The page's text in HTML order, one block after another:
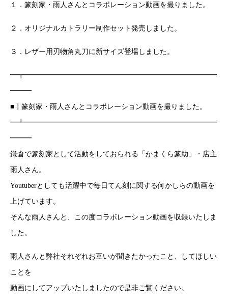
１．篆刻家・雨人さんとコラボレーション動画を撮りました。
２．オリジナルカトラリー制作セット発売しました。
３．レザー用刃物角丸刀に新サイズ登場しました。
━┳━━━━━━━━━━━━━━━━━━━━━━━━━━━
━━━
■┃篆刻家・雨人さんとコラボレーション動画を撮りました。
━┻━━━━━━━━━━━━━━━━━━━━━━━━━━━
━━━
鎌倉で篆刻家として活動をしておられる「かまくら篆助」・店主
雨人さん。
Youtuberとしても活躍中で毎日てん刻に関する何かしらの動画を
上げています。
そんな雨人さんと、この度コラボレーション動画を収録いたしま
した。
雨人さんと弊社それぞれお互いが聞きたかったこと、してほしい
ことを
動画にしてアップいたしましたので是非ご覧ください。